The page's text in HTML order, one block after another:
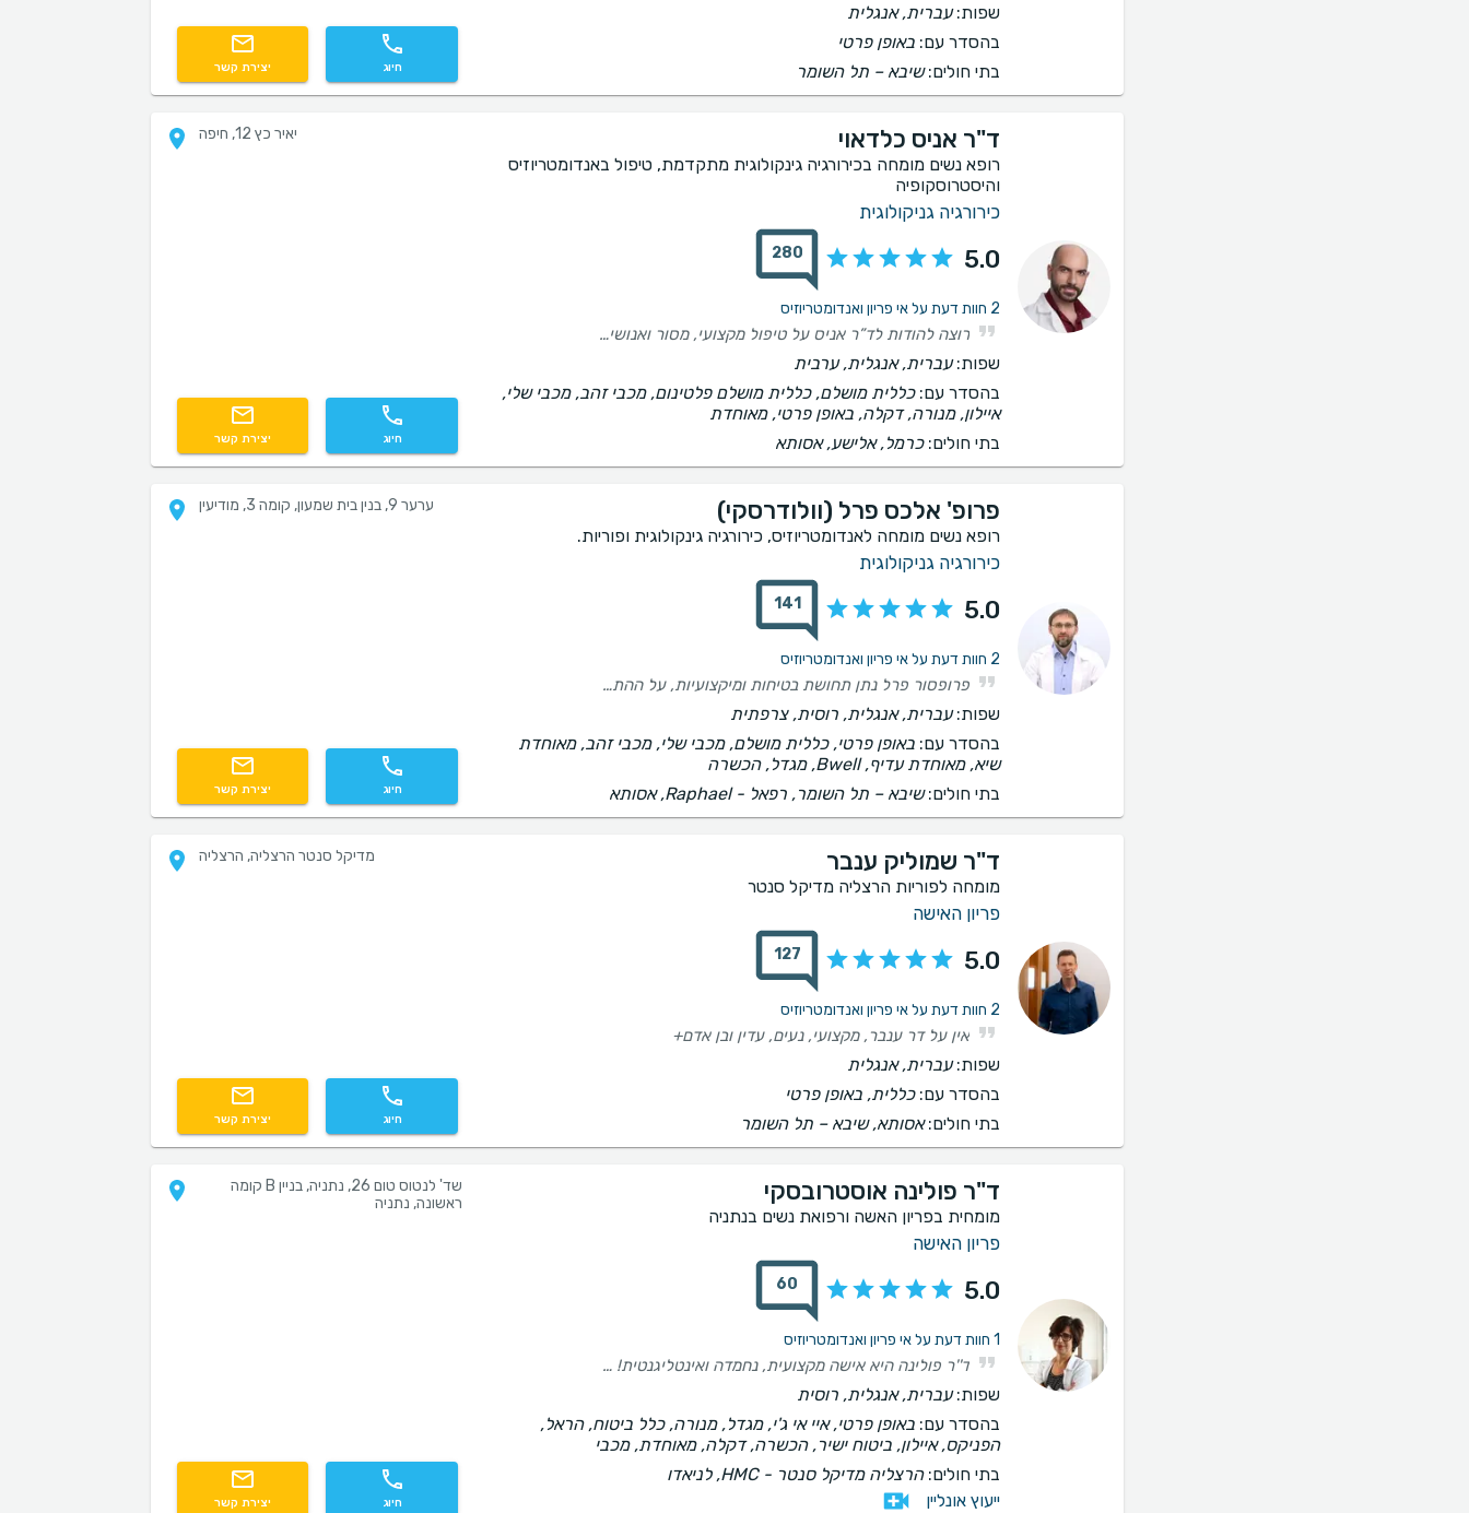
שפות:עברית, אנגלית
בהסדר עם: באופן פרטי
בתי חולים:שיבא – תל השומר חיוג יצירת קשר
ד"ר אניס כלדאוי
רופא נשים מומחה בכירורגיה גינקולוגית מתקדמת, טיפול באנדומטריוזיס
והיסטרוסקופיה
כירורגיה גניקולוגית
5.0
280
2 חוות דעת על אי פריון ואנדומטריוזיס
רוצה להודות לד”ר אניס על טיפול מקצועי, מסור ואנושי. לאורך כל הדרך הרגשתי שאני בידיים טובות, קיבלתי הסברים ברורים ויחס אישי, סבלני ומרגיע. תודה רבה לד”ר אניס ולכל הצוות על הטיפול המצוין. ממליצה עליו בחום!
שפות:עברית, אנגלית, ערבית
בהסדר עם:כללית מושלם, כללית מושלם פלטינום, מכבי זהב, מכבי שלי,
איילון, מנורה, דקלה, באופן פרטי, מאוחדת
בתי חולים:כרמל, אלישע, אסותא
יאיר כץ 12, חיפה
חיוג יצירת קשר
פרופ' אלכס פרל (וולודרסקי)
רופא נשים מומחה לאנדומטריוזיס, כירורגיה גינקולוגית ופוריות.
כירורגיה גניקולוגית
5.0
141
2 חוות דעת על אי פריון ואנדומטריוזיס
פרופסור פרל נתן תחושת בטיחות ומיקצועיות, על ההתחלה הוא היה מאוד סבלני אל מול קשיים בשפה, פינה זמן בשביל להסביר לי בפרטים את כל האופציות שהיו לי ואת כל התהליך הנבחר. ידע להיות מקצועי ומרגיע בזמנים של לחץ, ידע להשתמש במילים הנכונות בשביל להרגיע ולגרום לתחושת ביטחון כי ראיתי שהוא מאוד מקצועי בתחומו ולא הייתה שאלה אחת שהוא לא ידע לענות עליה. ביום של הניתוח פרופסור פרל והצוות שליווה אותו היו מאוד מקצוענים ואנושיים וגם לאחר הניתוח הוא בא להסביר לי על כל תהליך ההחלמה ומה מומלץ לעשות אני מודה לו מאוד והוא פרופסור שאני ממליצה בחום ואני יכולה להגיד בוודאות שכל מטופלת שלו בידיים טובות
שפות:עברית, אנגלית, רוסית, צרפתית
בהסדר עם: באופן פרטי, כללית מושלם, מכבי שלי, מכבי זהב, מאוחדת
שיא, מאוחדת עדיף, Bwell, מגדל, הכשרה
בתי חולים:שיבא – תל השומר, רפאל - Raphael, אסותא
ערער 9, בנין בית שמעון, קומה 3, מודיעין
חיוג יצירת קשר
ד"ר שמוליק ענבר
מומחה לפוריות הרצליה מדיקל סנטר
פריון האישה
5.0
127
2 חוות דעת על אי פריון ואנדומטריוזיס
אין על דר ענבר, מקצועי, נעים, עדין ובן אדם+
שפות:עברית, אנגלית
בהסדר עם:כללית, באופן פרטי
בתי חולים:אסותא, שיבא – תל השומר
מדיקל סנטר הרצליה, הרצליה
חיוג יצירת קשר
ד"ר פולינה אוסטרובסקי
מומחית בפריון האשה ורפואת נשים בנתניה
פריון האישה
5.0
60
1 חוות דעת על אי פריון ואנדומטריוזיס
ד''ר פולינה היא אישה מקצועית, נחמדה ואינטליגנטית! רק בזכותה יש לנו בן האהוב! תמיד נעים לבוא עליה!
שפות:עברית, אנגלית, רוסית
בהסדר עם: באופן פרטי, איי אי ג'י, מגדל, מנורה, כלל ביטוח, הראל,
הפניקס, איילון, ביטוח ישיר, הכשרה, דקלה, מאוחדת, מכבי
בתי חולים:הרצליה מדיקל סנטר - HMC, לניאדו
ייעוץ אונליין
שד' לנטוס טום 26, נתניה, בניין B קומה
ראשונה, נתניה
חיוג יצירת קשר